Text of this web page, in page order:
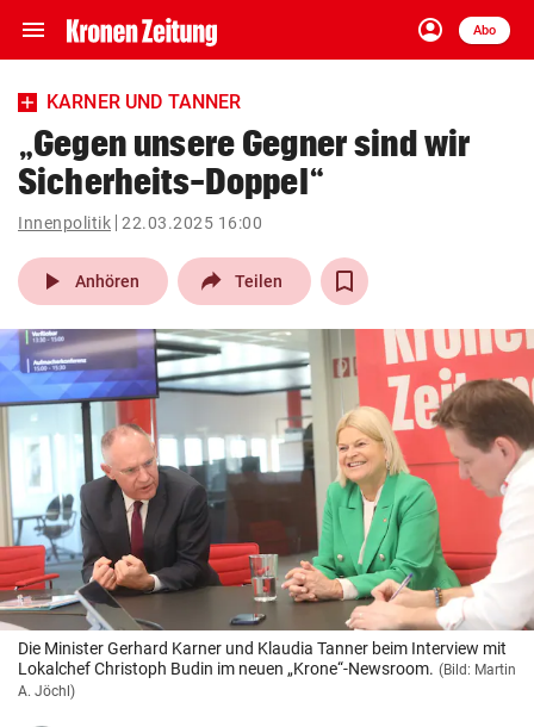
menu Navigation
ein-/ausklappen
account_circle
Anmelden
Abo
close Schließen
account_circle Anmelden
pin_drop
Wien arrow_right
bookmark
Suchbegriff
eingeben
© Krone Multimedia GmbH & Co KG 2026
Muthgasse 2, 1190 Wien
KARNER UND TANNER
„Gegen unsere Gegner sind wir
Sicherheits-Doppel“
Innenpolitik 22.03.2025 16:00
play_arrow Anhören Teilen
Die Minister Gerhard Karner und Klaudia Tanner beim Interview mit
Lokalchef Christoph Budin im neuen „Krone“-Newsroom. (Bild: Martin
A. Jöchl)